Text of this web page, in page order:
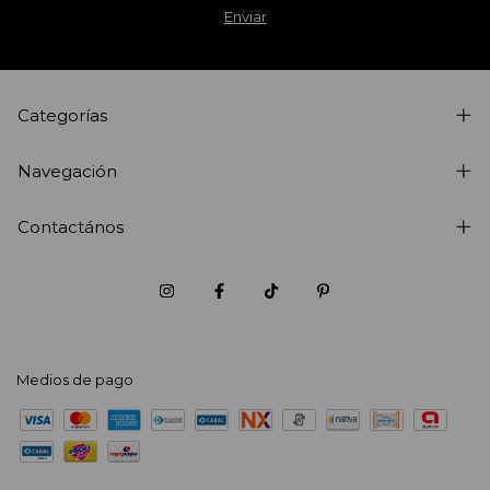
Categorías
Navegación
Contactános
Medios de pago